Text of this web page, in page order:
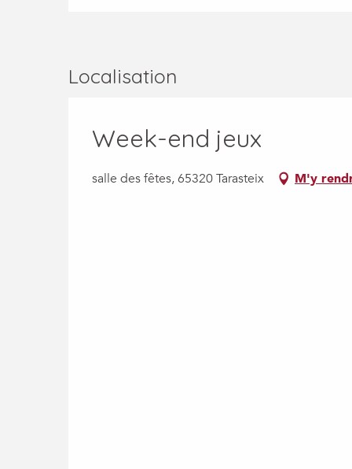
Localisation
Week-end jeux
salle des fêtes, 65320 Tarasteix M'y